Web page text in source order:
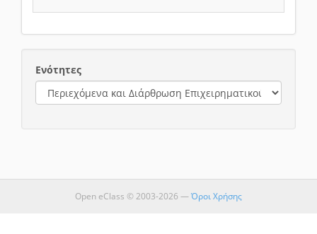
Ενότητες
Open eClass © 2003-2026 —Όροι Χρήσης